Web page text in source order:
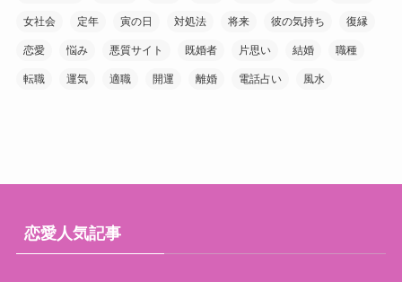
女社会 定年 寅の日 対処法 将来 彼の気持ち 復縁
恋愛 悩み 悪質サイト 既婚者 片思い 結婚 職種
転職 運気 適職 開運 離婚 電話占い 風水
恋愛人気記事